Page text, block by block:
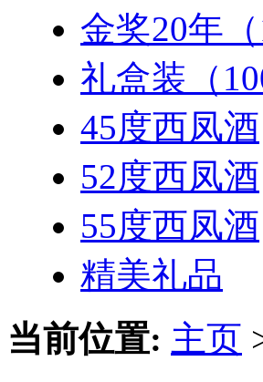
金奖20年（
礼盒装（
45度西凤酒
52度西凤酒
55度西凤酒
精美礼品
当前位置: 主页